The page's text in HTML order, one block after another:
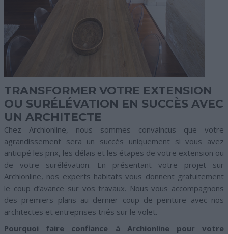
TRANSFORMER VOTRE EXTENSION
OU SURÉLÉVATION EN SUCCÈS AVEC
UN ARCHITECTE
Chez Archionline, nous sommes convaincus que votre
agrandissement sera un succès uniquement si vous avez
anticipé les prix, les délais et les étapes de votre extension ou
de votre surélévation. En présentant votre projet sur
Archionline, nos experts habitats vous donnent gratuitement
le coup d’avance sur vos travaux. Nous vous accompagnons
des premiers plans au dernier coup de peinture avec nos
architectes et entreprises triés sur le volet.
Pourquoi faire confiance à Archionline pour votre